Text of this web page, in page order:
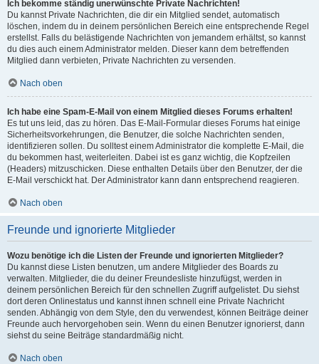
Ich bekomme ständig unerwünschte Private Nachrichten!
Du kannst Private Nachrichten, die dir ein Mitglied sendet, automatisch
löschen, indem du in deinem persönlichen Bereich eine entsprechende Regel
erstellst. Falls du belästigende Nachrichten von jemandem erhältst, so kannst
du dies auch einem Administrator melden. Dieser kann dem betreffenden
Mitglied dann verbieten, Private Nachrichten zu versenden.
Nach oben
Ich habe eine Spam-E-Mail von einem Mitglied dieses Forums erhalten!
Es tut uns leid, das zu hören. Das E-Mail-Formular dieses Forums hat einige
Sicherheitsvorkehrungen, die Benutzer, die solche Nachrichten senden,
identifizieren sollen. Du solltest einem Administrator die komplette E-Mail, die
du bekommen hast, weiterleiten. Dabei ist es ganz wichtig, die Kopfzeilen
(Headers) mitzuschicken. Diese enthalten Details über den Benutzer, der die
E-Mail verschickt hat. Der Administrator kann dann entsprechend reagieren.
Nach oben
Freunde und ignorierte Mitglieder
Wozu benötige ich die Listen der Freunde und ignorierten Mitglieder?
Du kannst diese Listen benutzen, um andere Mitglieder des Boards zu
verwalten. Mitglieder, die du deiner Freundesliste hinzufügst, werden in
deinem persönlichen Bereich für den schnellen Zugriff aufgelistet. Du siehst
dort deren Onlinestatus und kannst ihnen schnell eine Private Nachricht
senden. Abhängig von dem Style, den du verwendest, können Beiträge deiner
Freunde auch hervorgehoben sein. Wenn du einen Benutzer ignorierst, dann
siehst du seine Beiträge standardmäßig nicht.
Nach oben